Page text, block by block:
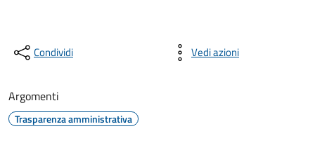
Condividi Vedi azioni
Argomenti
Trasparenza amministrativa